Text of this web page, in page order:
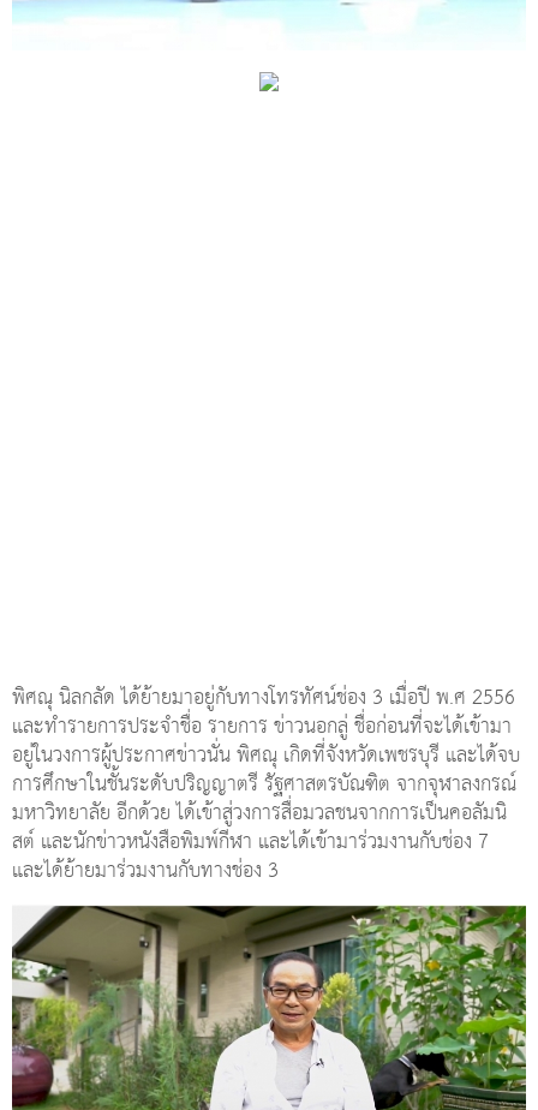
พิศณุ นิลกลัด ได้ย้ายมาอยู่กับทางโทรทัศน์ช่อง 3 เมื่อปี พ.ศ 2556
และทำรายการประจำชื่อ รายการ ข่าวนอกลู่ ชื่อก่อนที่จะได้เข้ามา
อยู่ในวงการผู้ประกาศข่าวนั่น พิศณุ เกิดที่จังหวัดเพชรบุรี และได้จบ
การศึกษาในชั้นระดับปริญญาตรี รัฐศาสตรบัณฑิต จากจุฬาลงกรณ์
มหาวิทยาลัย อีกด้วย ได้เข้าสู่วงการสื่อมวลชนจากการเป็นคอลัมนิ
สต์ และนักข่าวหนังสือพิมพ์กีฬา และได้เข้ามาร่วมงานกับช่อง 7
และได้ย้ายมาร่วมงานกับทางช่อง 3